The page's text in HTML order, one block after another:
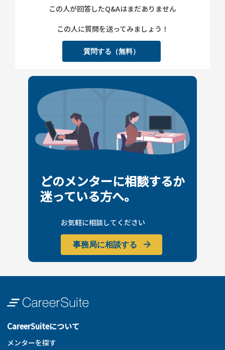
この人が回答したQ&Aはまだありません
この人に質問を送ってみましょう！
質問する（無料）
どのメンターに相談するか
迷っている方へ。
お気軽に相談してください
事務局に相談する
CareerSuiteについて
メンターを探す